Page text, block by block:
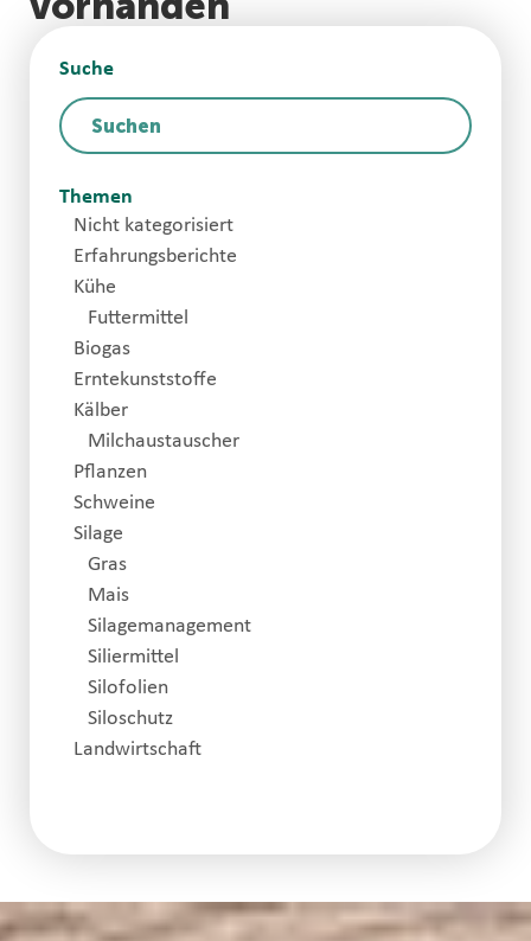
Kälber
Eisen für stabile
Kälber
Oktober 13, 2025
keine weiteren News
Suche